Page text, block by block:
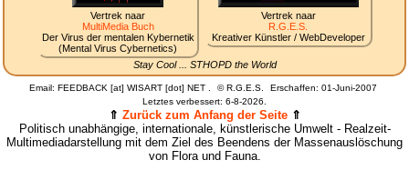
Vertrek naar
MultiMedia Buch
Der Virus der mentalen Kybernetik
(Mental Virus Cybernetics)
Vertrek naar
R.G.E.S.
Kreativer Künstler / WebDeveloper
Stay Cool ... STHOPD the World
Email: FEEDBACK [at] WISART [dot] NET . ©R.G.E.S.
Erschaffen: 01-Juni-2007
Letztes verbessert: 6-8-2026.
⇑ Zurück zum Anfang der Seite⇑
Politisch unabhängige, internationale, künstlerische Umwelt - Realzeit-
Multimediadarstellung mit dem Ziel des Beendens der Massenauslöschung
von Flora und Fauna.